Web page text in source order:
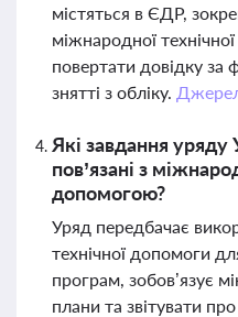
містяться в ЄДР,
міжнародної
повертати довідку
знятті з обліку.
Які завдання уряду
пов’язані з
допомогою?
Уряд передбачає
технічної допомоги
програм, зобов’язує
плани та звітувати